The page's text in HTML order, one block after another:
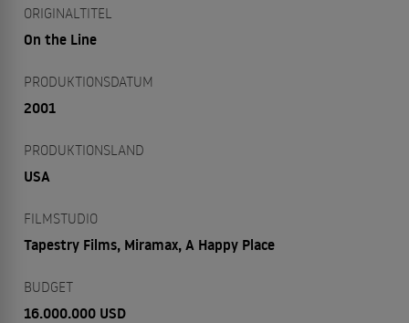
ORIGINALTITEL
On the Line
PRODUKTIONSDATUM
2001
PRODUKTIONSLAND
USA
FILMSTUDIO
Tapestry Films, Miramax, A Happy Place
BUDGET
16.000.000 USD